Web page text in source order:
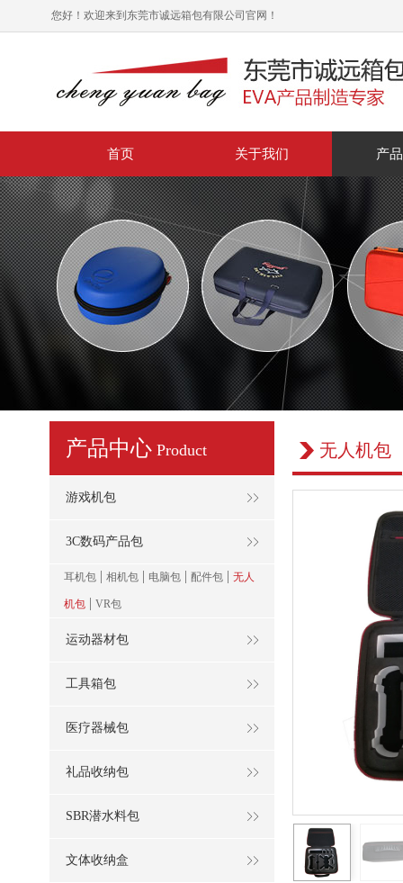
您好！欢迎来到东莞市诚远箱包有限公司官网！
首页 关于我们 产
产品中心 Product
游戏机包
3C数码产品包
耳机包 | 相机包 | 电脑包 | 配件包 | 无人
机包 | VR包
运动器材包
工具箱包
医疗器械包
礼品收纳包
SBR潜水料包
文体收纳盒
无人机包